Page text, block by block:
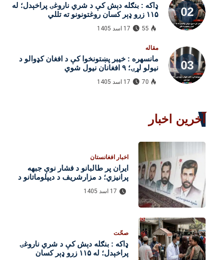
ډاکه : بنګله‌ دېش کې د شري ناروغۍ پراخېدل؛ له
۱۱۵ زرو ډېر کسان روغتونونو ته تللي
55 17 اسد 1405
مقاله
مانسهره : خیبر پښتونخوا کې د افغان کډوالو د
نیولو لړۍ؛ ۹ افغانان نیول شوي
70 17 اسد 1405
آخرین اخبار
اخبار افغانستان
ایران پر طالبانو د فشار نوې جبهه
پرانیزي؛ د مزارشریف د دیپلوماتانو د
17 اسد 1405
صحّت
ډاکه : بنګله‌ دېش کې د شري ناروغۍ
پراخېدل؛ له ۱۱۵ زرو ډېر کسان